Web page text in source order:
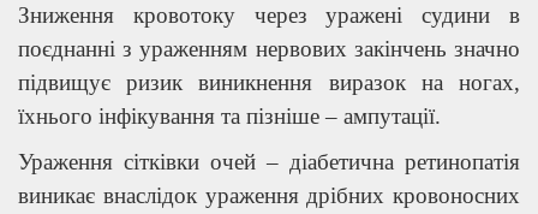
Зниження кровотоку через уражені судини в
поєднанні з ураженням нервових закінчень значно
підвищує ризик виникнення виразок на ногах,
їхнього інфікування та пізніше – ампутації.
Ураження сітківки очей – діабетична ретинопатія
виникає внаслідок ураження дрібних кровоносних